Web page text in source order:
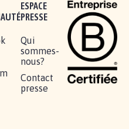
ESPACE
PRESSE
Qui
sommes-
nous?
Contact
presse